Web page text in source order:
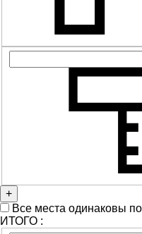
+
Все места одинаковы
ИТОГО :